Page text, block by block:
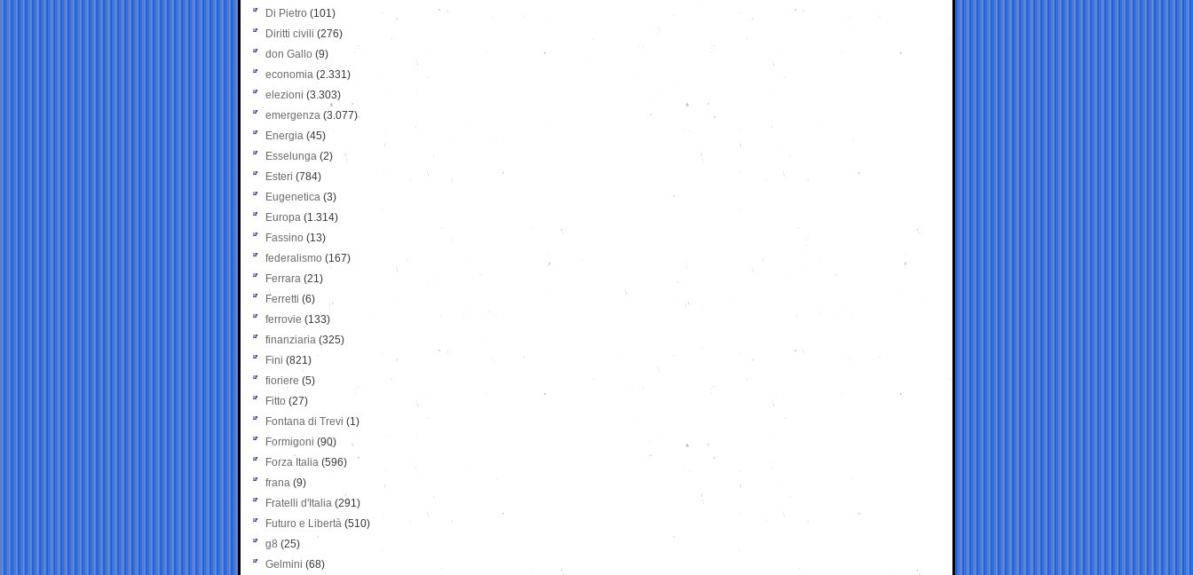
Di Pietro (101)
Diritti civili (276)
don Gallo (9)
economia (2.331)
elezioni (3.303)
emergenza (3.077)
Energia (45)
Esselunga (2)
Esteri (784)
Eugenetica (3)
Europa (1.314)
Fassino (13)
federalismo (167)
Ferrara (21)
Ferretti (6)
ferrovie (133)
finanziaria (325)
Fini (821)
fioriere (5)
Fitto (27)
Fontana di Trevi (1)
Formigoni (90)
Forza Italia (596)
frana (9)
Fratelli d'Italia (291)
Futuro e Libertà (510)
g8 (25)
Gelmini (68)